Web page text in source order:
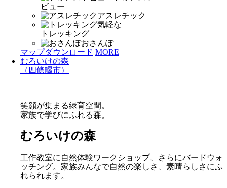
ビュー
アスレチック
気軽な
トレッキング
おさんぽ
マップダウンロード MORE
むろいけの森
（四條畷市）
笑顔が集まる緑育空間。
家族で学びにふれる森。
むろいけの森
工作教室に自然体験ワークショップ、さらにバードウォ
ッチング。家族みんなで自然の楽しさ、素晴らしさにふ
れられます。